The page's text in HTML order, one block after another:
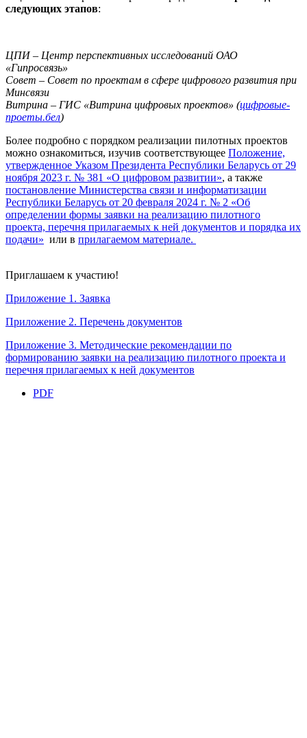
следующих этапов:
ЦПИ – Центр перспективных исследований ОАО
«Гипросвязь»
Совет – Совет по проектам в сфере цифрового развития при
Минсвязи
Витрина – ГИС «Витрина цифровых проектов» (цифровые-
проеты.бел)
Более подробно с порядком реализации пилотных проектов
можно ознакомиться, изучив соответствующее Положение,
утвержденное Указом Президента Республики Беларусь от 29
ноября 2023 г. № 381 «О цифровом развитии», а также
постановление Министерства связи и информатизации
Республики Беларусь от 20 февраля 2024 г. № 2 «Об
определении формы заявки на реализацию пилотного
проекта, перечня прилагаемых к ней документов и порядка их
подачи» или в прилагаемом материале.
Приглашаем к участию!
Приложение 1. Заявка
Приложение 2. Перечень документов
Приложение 3. Методические рекомендации по
формированию заявки на реализацию пилотного проекта и
перечня прилагаемых к ней документов
PDF